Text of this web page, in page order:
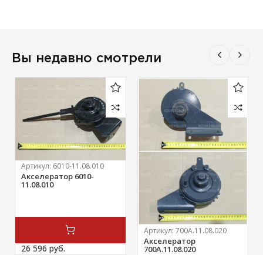
Вы недавно смотрели
Артикул: 6010-11.08.010
Акселератор 6010-
11.08.010
26 596 руб.
Артикул: 700А.11.08.020
Акселератор
700А.11.08.020